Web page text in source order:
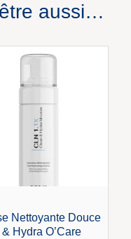
aussi…
Nettoyante Douce
Hydra O’Care